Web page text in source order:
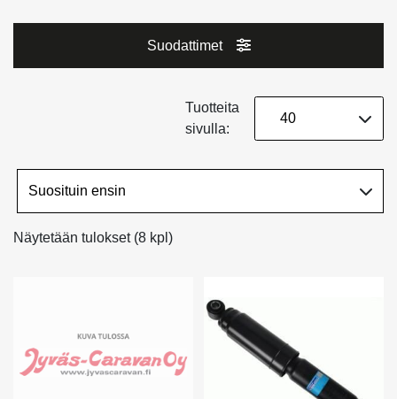
Suodattimet
Näytetään tulokset (8 kpl)
Tuotteita
sivulla: